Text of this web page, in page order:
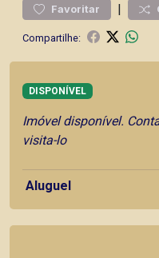
Favoritar |
Compartilhe:
DISPONÍVEL
Imóvel disponível.
visita-lo
Aluguel